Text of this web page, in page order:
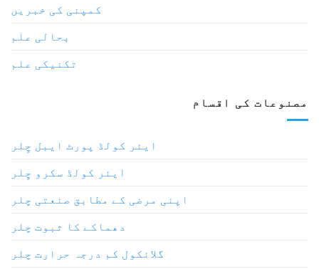
کمپنی کی خبریں
بحالی علم
تکنیکی علم
مصنوعات کی اقسام
ایئر کولڈ پورٹ ایبل چِلر
ایئر کولڈ سکرو چِلر
اپنی مرضی کے مطابق صنعتی چلر
دھماکے کا ثبوت چلر
گلائکول کم درجہ حرارت چلر